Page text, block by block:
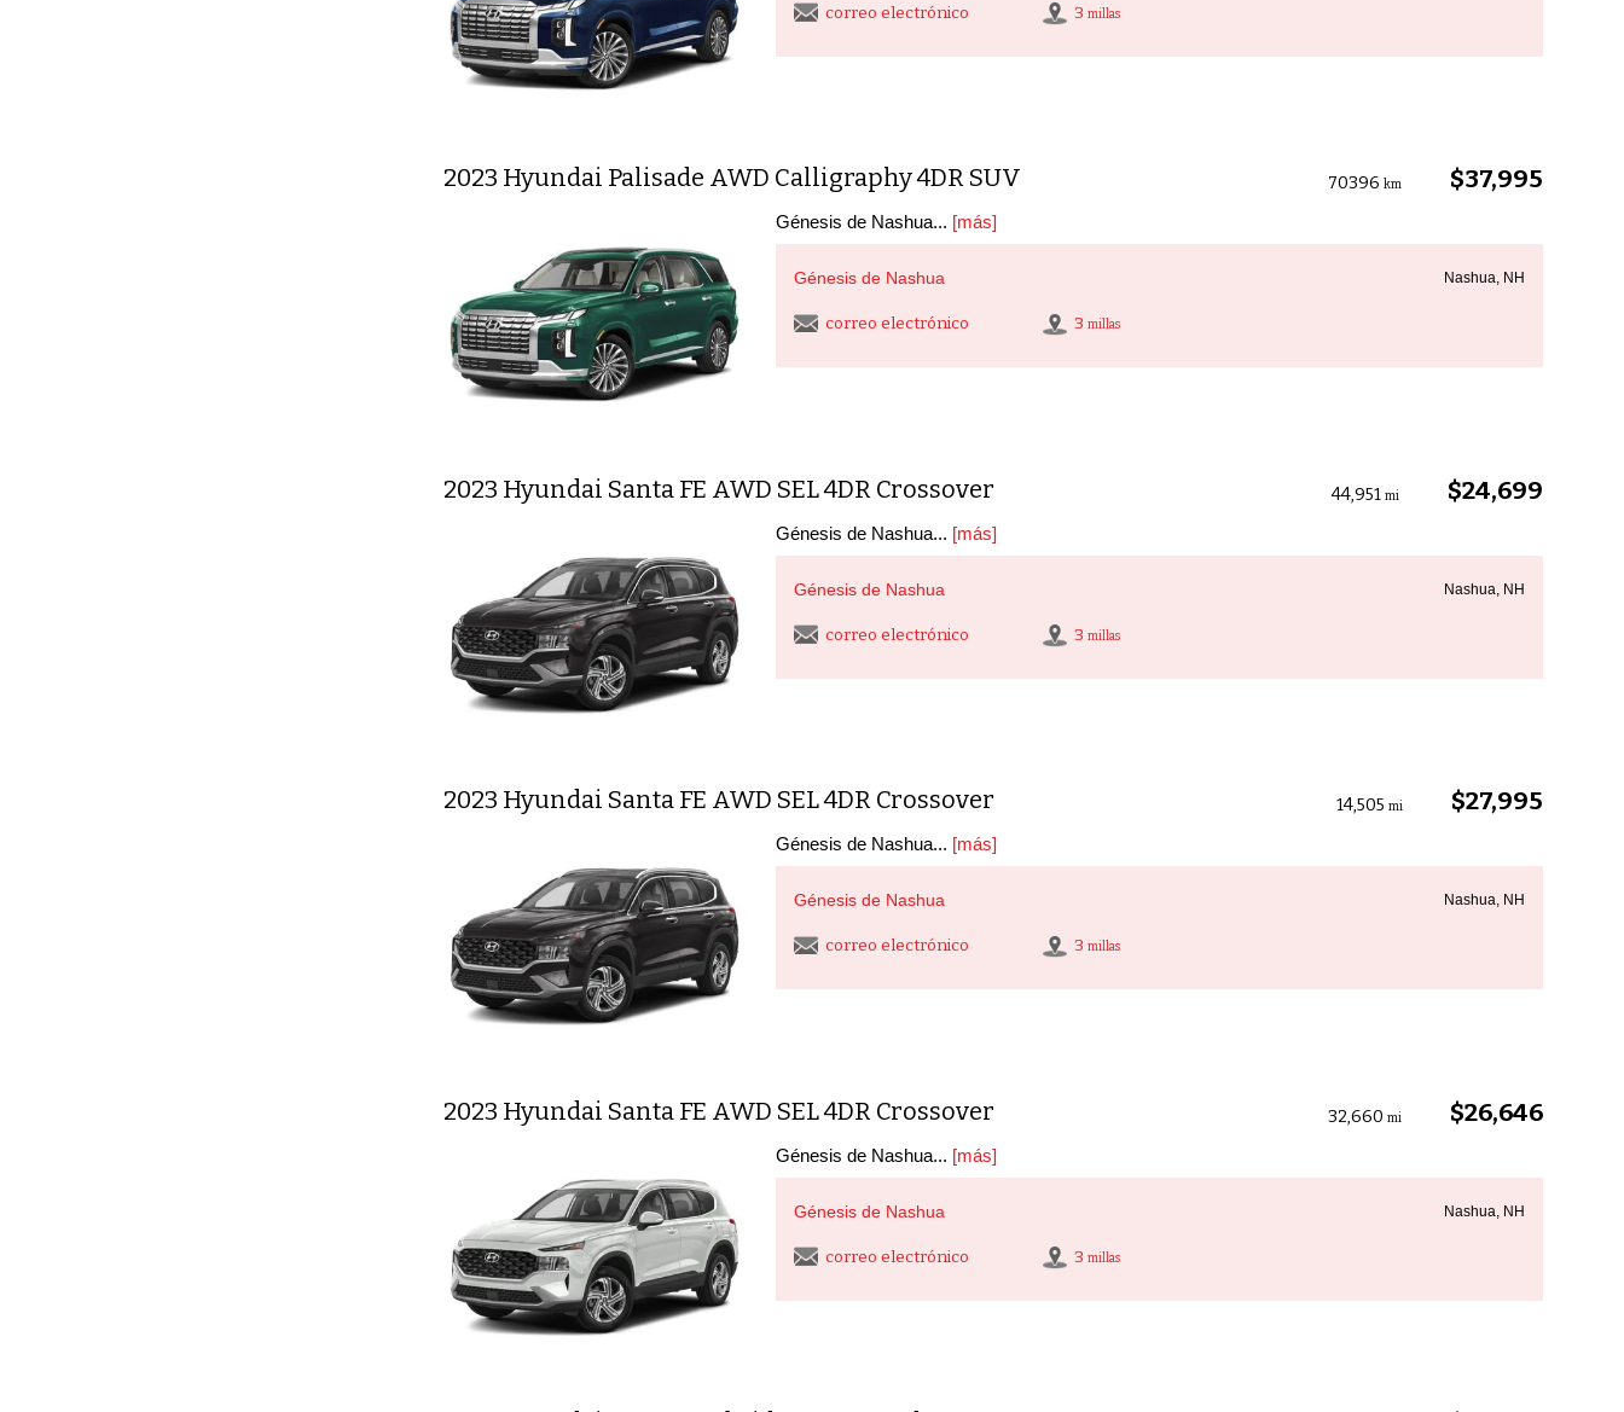
correo electrónico 3 millas
2023 Hyundai Palisade AWD Calligraphy 4DR SUV $37,995
70396 km
Génesis de Nashua... [más]
Génesis de Nashua Nashua, NH
correo electrónico 3 millas
2023 Hyundai Santa FE AWD SEL 4DR Crossover $24,699
44,951 mi
Génesis de Nashua... [más]
Génesis de Nashua Nashua, NH
correo electrónico 3 millas
2023 Hyundai Santa FE AWD SEL 4DR Crossover $27,995
14,505 mi
Génesis de Nashua... [más]
Génesis de Nashua Nashua, NH
correo electrónico 3 millas
2023 Hyundai Santa FE AWD SEL 4DR Crossover $26,646
32,660 mi
Génesis de Nashua... [más]
Génesis de Nashua Nashua, NH
correo electrónico 3 millas